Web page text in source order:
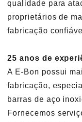
qualidade para
proprietários de
fabricação
25 anos de
A E-Bon possui
fabricação,
barras de aço
Fornecemos